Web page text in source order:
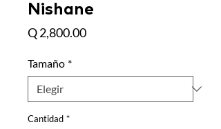
Nishane
Q 2,800.00Precio
Tamaño *
Cantidad *